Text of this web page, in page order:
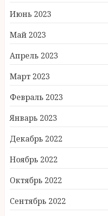
Июнь 2023
Май 2023
Апрель 2023
Март 2023
Февраль 2023
Январь 2023
Декабрь 2022
Ноябрь 2022
Октябрь 2022
Сентябрь 2022